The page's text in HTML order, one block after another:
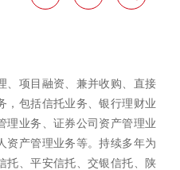
、项目融资、兼并收购、直接
，包括信托业务、银行理财业
理业务、证券公司资产管理业
资产管理业务等。持续多年为
托、平安信托、交银信托、陕